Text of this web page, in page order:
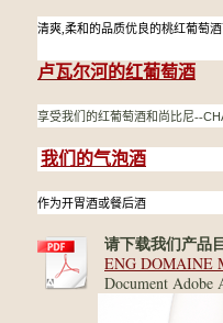
清爽,柔和的品质优良的桃红葡萄
卢瓦尔河的红葡萄酒
享受我们的红葡萄酒和尚比尼--
我们的气泡酒
作为开胃酒或餐后酒
请下载我们产品
ENG DOMAINE
Document Adobe